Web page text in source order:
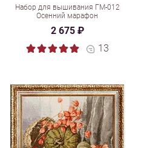
Набор для вышивания ГМ-012
Осенний марафон
2 675 ₽
13